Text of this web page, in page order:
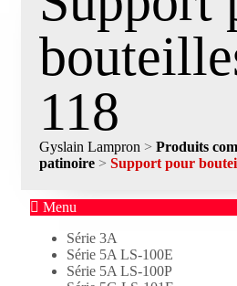
118
Gyslain Lampron > Produits
patinoire > Support pour
Menu
Série 3A
Série 5A LS-100E
Série 5A LS-100P